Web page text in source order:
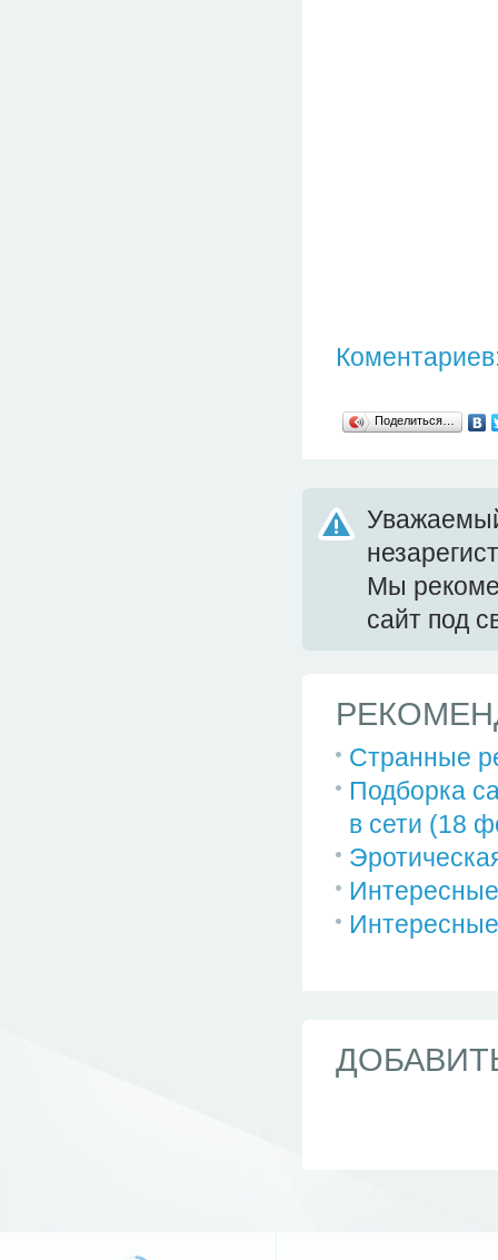
Поделиться…
Мы
сайт под
Странные
Подборка
в сети (18